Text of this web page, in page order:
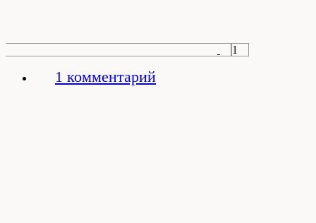
1
1 комментарий